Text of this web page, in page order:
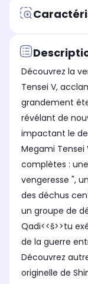
Découvrez la
Tensei V,
grandement
révélant de
impactant le
Megami Tensei
complètes :
vengeresse ",
des déchus
un groupe de
Qadi<<š>>tu
de la guerre
Découvrez
originelle de